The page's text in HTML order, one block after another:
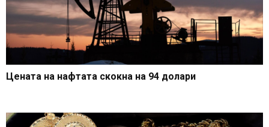
Цената на нафтата скокна на 94 долари